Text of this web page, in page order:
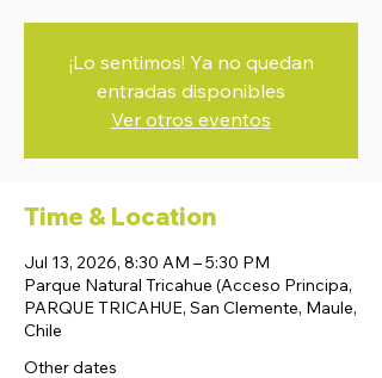
¡Lo sentimos! Ya no quedan
entradas disponibles
Ver otros eventos
Time & Location
Jul 13, 2026, 8:30 AM – 5:30 PM
Parque Natural Tricahue (Acceso Principa,
PARQUE TRICAHUE, San Clemente, Maule,
Chile
Other dates